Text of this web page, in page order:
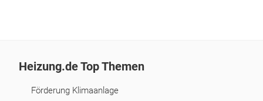
Heizung.de Top Themen
Förderung Klimaanlage